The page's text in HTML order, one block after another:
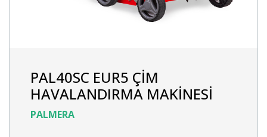
PAL40SC EUR5 ÇİM
HAVALANDIRMA MAKİNESİ
PALMERA